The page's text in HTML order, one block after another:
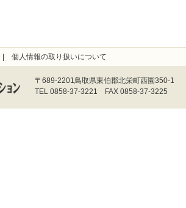
個人情報の取り扱いについて
〒689-2201鳥取県東伯郡北栄町西園350-1
TEL 0858-37-3221 FAX 0858-37-3225